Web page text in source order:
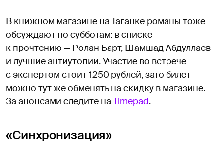
В книжном магазине на Таганке романы тоже
обсуждают по субботам: в списке
к прочтению — Ролан Барт, Шамшад Абдуллаев
и лучшие антиутопии. Участие во встрече
с экспертом стоит 1250 рублей, зато билет
можно тут же обменять на скидку в магазине.
За анонсами следите на Timepad.
«Синхронизация»